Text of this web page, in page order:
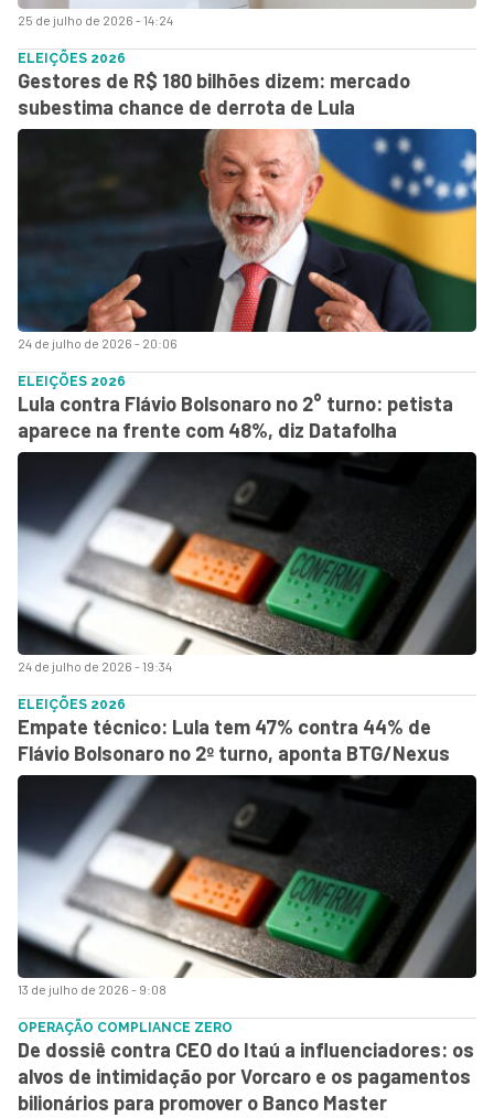
25 de julho de 2026 - 14:24
24 de julho de 2026 - 20:06
ELEIÇÕES 2026
Gestores de R$ 180 bilhões dizem: mercado
subestima chance de derrota de Lula
24 de julho de 2026 - 19:34
ELEIÇÕES 2026
Lula contra Flávio Bolsonaro no 2° turno: petista
aparece na frente com 48%, diz Datafolha
13 de julho de 2026 - 9:08
ELEIÇÕES 2026
Empate técnico: Lula tem 47% contra 44% de
Flávio Bolsonaro no 2º turno, aponta BTG/Nexus
OPERAÇÃO COMPLIANCE ZERO
De dossiê contra CEO do Itaú a influenciadores: os
alvos de intimidação por Vorcaro e os pagamentos
bilionários para promover o Banco Master